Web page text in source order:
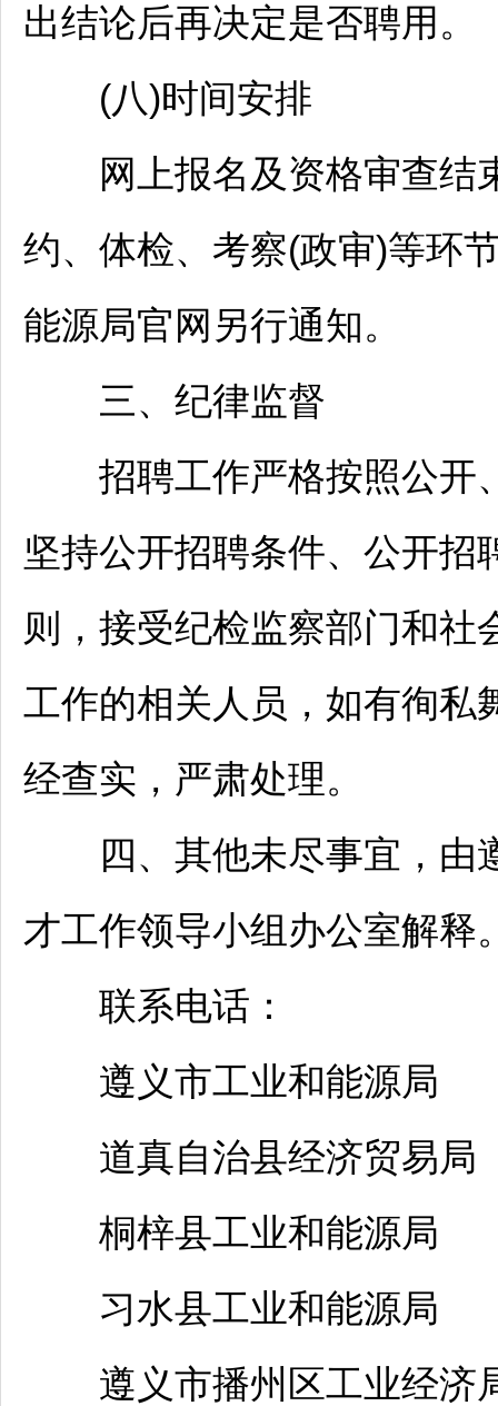
出结论后再决定是否聘用。
(八)时间安排
网上报名及资格审查结
约、体检、考察(政审)等环
能源局官网另行通知。
三、纪律监督
招聘工作严格按照公开
坚持公开招聘条件、公开招
则，接受纪检监察部门和社
工作的相关人员，如有徇私
经查实，严肃处理。
四、其他未尽事宜，由
才工作领导小组办公室解释
联系电话：
遵义市工业和能源
道真自治县经济贸易
桐梓县工业和能源
习水县工业和能源
遵义市播州区工业经